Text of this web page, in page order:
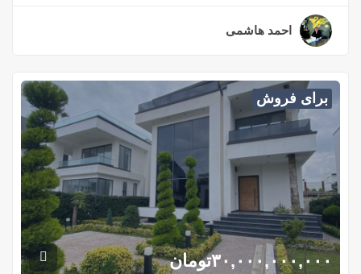
احمد هاشمی
برای فروش
۳۰,۰۰۰,۰۰۰,۰۰۰تومان